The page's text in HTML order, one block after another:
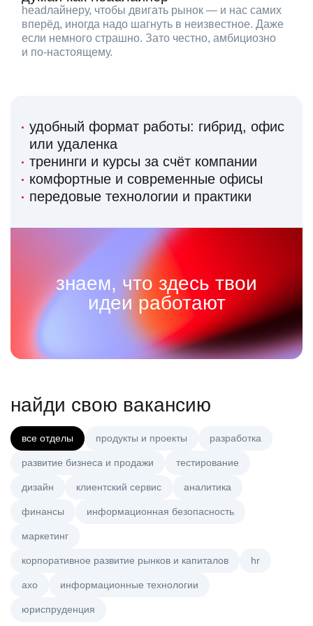
headлайнеру, чтобы двигать рынок — и нас самих
вперёд, иногда надо шагнуть в неизвестное. Даже
если немного страшно. Зато честно, амбициозно
и по‑настоящему.
удобный формат работы: гибрид, офис
или удаленка
тренинги и курсы за счёт компании
комфортные и современные офисы
передовые технологии и практики
знаем, что здесь твои
идеи работают
найди свою вакансию
все отделы продукты и проекты разработка
развитие бизнеса и продажи тестирование
дизайн клиентский сервис аналитика
финансы информационная безопасность
маркетинг
корпоративное развитие рынков и капиталов hr
axo информационные технологии
юриспруденция